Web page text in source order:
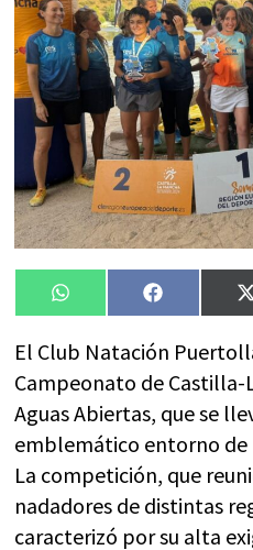
Compartir
en
WhatsApp
en
Facebook
El Club Natación
Campeonato de Castilla-
Aguas Abiertas, que se
emblemático entorno de
La competición, que
nadadores de distintas
caracterizó por su alta